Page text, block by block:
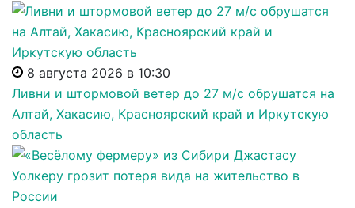
8 августа 2026 в 10:30
Ливни и штормовой ветер до 27 м/с обрушатся на
Алтай, Хакасию, Красноярский край и Иркутскую
область